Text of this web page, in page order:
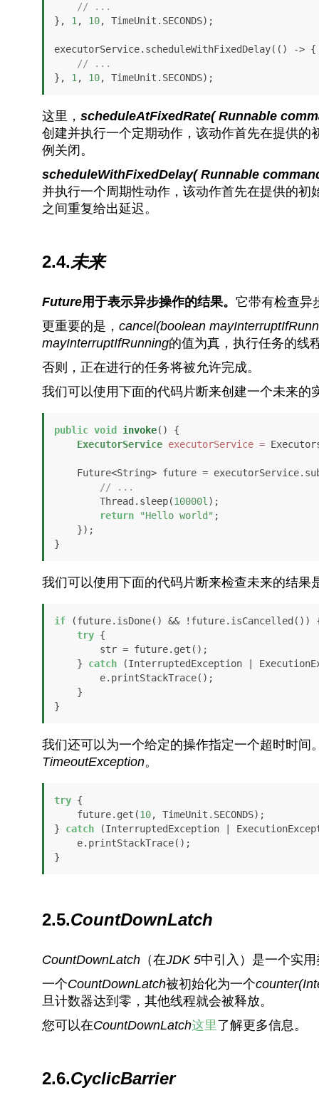
// ...
}, 1 , 10, TimeUnit.SECONDS);
executorService.scheduleWithFixedDelay(() -> {
// ...
}, 1 , 10, TimeUnit.SECONDS);
这里， scheduleAtFixedRate( Runnable
创建并执行一个定期动作，该动作首先在提供
例关闭。
scheduleWithFixedDelay( Runnable
并执行一个周期性动作，该动作首先在提供的
之间重复给出延迟。
2.4.未来
Future用于表示异步操作的结果。 它带有检查异
更重要的是， cancel(boolean
mayInterruptIfRunning的值为真，执行任务的线
否则，正在进行的任务将被允许完成。
我们可以使用下面的代码片断来创建一个未来的
public void invoke()
{
ExecutorService executorService =
// ...
        Thread.sleep(
10000l);
return
"Hello world" ;
}
我们可以使用下面的代码片断来检查未来的结
if (future.isDone() && !future.isCancelled())
try {
    }
catch (InterruptedException |
}
我们还可以为一个给定的操作指定一个超时时
TimeoutException。
try {
    future.get(
10, TimeUnit.SECONDS);
} catch (InterruptedException |
}
2.5.CountDownLatch
CountDownLatch（在JDK 5中引入）是一个实
一个CountDownLatch被初始化为一个
旦计数器达到零，其他线程就会被释放。
您可以在CountDownLatch这里了解更多信息。
2.6.CyclicBarrier